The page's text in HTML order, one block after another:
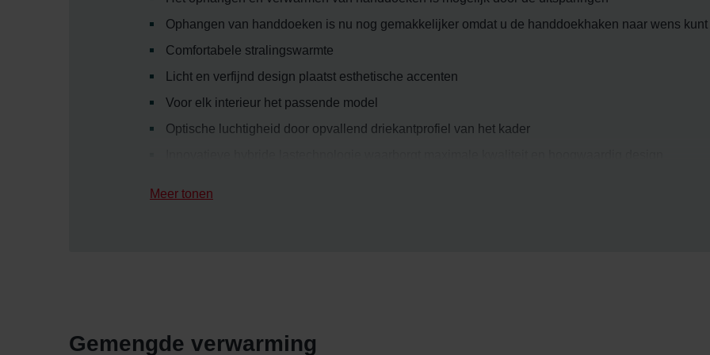
Ophangen van handdoeken is nu nog gemakkelijker omdat u de handdoekhaken naar wens
Comfortabele stralingswarmte
Licht en verfijnd design plaatst esthetische accenten
Voor elk interieur het passende model
Optische luchtigheid door opvallend driekantprofiel van het kader
Meer tonen
Gemengde verwarming